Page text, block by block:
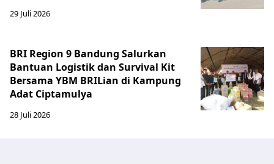
29 Juli 2026
BRI Region 9 Bandung Salurkan
Bantuan Logistik dan Survival Kit
Bersama YBM BRILian di Kampung
Adat Ciptamulya
28 Juli 2026